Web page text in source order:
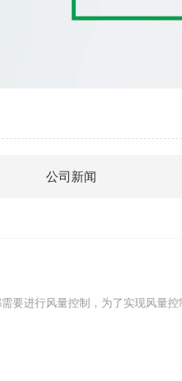
公司新闻
要进行风量控制，为了实现风量